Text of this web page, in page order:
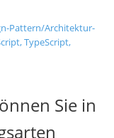
Pattern/Architektur-
TypeScript,
Sie in